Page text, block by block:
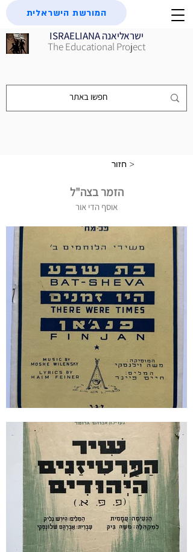
ISRAELIANA ישראליאנה
The Educational Project
המורשת הישראלית
חזור >
הזמר בצה"ל
אוסף הדי אור